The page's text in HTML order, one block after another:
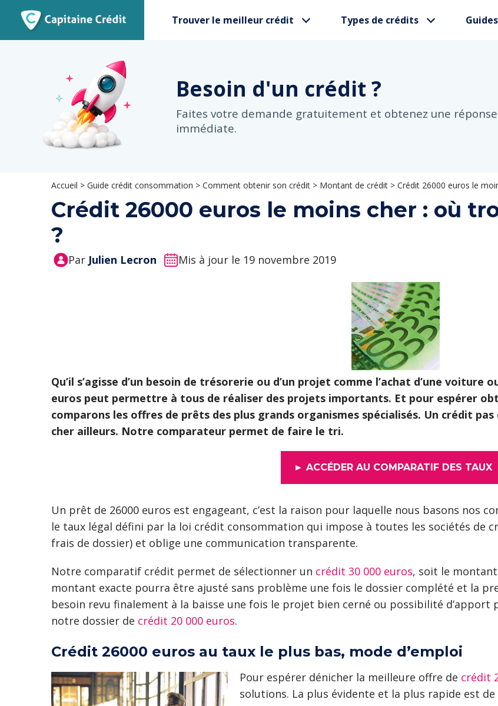
Trouver le meilleur crédit Types de crédits
Besoin d'un crédit ?
Faites votre demande gratuitement et obtenez une réponse
immédiate.
Accueil > Guide crédit consommation > Comment obtenir son crédit > Montant de crédit > Crédit 26000 euros le
Crédit 26000 euros le moins cher : où
?
Par Julien Lecron Mis à jour le 19 novembre 2019
Qu’il s’agisse d’un besoin de trésorerie ou d’un projet comme l’achat d’une
euros peut permettre à tous de réaliser des projets importants. Et pour espérer
comparons les offres de prêts des plus grands organismes spécialisés. Un crédit
cher ailleurs. Notre comparateur permet de faire le tri.
► ACCÉDER AU COMPARATIF DES TAUX
Un prêt de 26000 euros est engageant, c’est la raison pour laquelle nous basons nos
le taux légal défini par la loi crédit consommation qui impose à toutes les sociétés de
frais de dossier) et oblige une communication transparente.
Notre comparatif crédit permet de sélectionner un crédit 30 000 euros, soit le
montant exacte pourra être ajusté sans problème une fois le dossier complété et la
besoin revu finalement à la baisse une fois le projet bien cerné ou possibilité
notre dossier de crédit 20 000 euros.
Crédit 26000 euros au taux le plus bas, mode d’emploi
Pour espérer dénicher la meilleure offre de crédit
solutions. La plus évidente et la plus rapide est